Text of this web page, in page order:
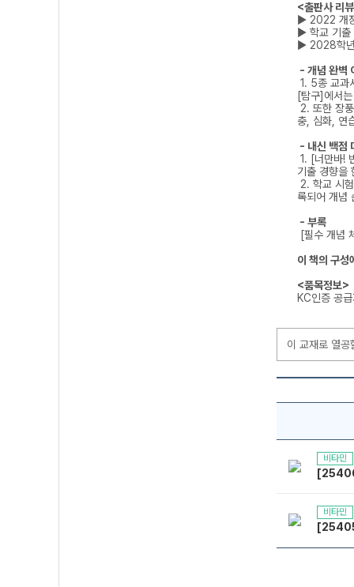
<출판사 리
▶ 2022 개
▶ 학교 기출
▶ 2028학년
- 개념 완벽
1. 5종 교과
[탐구]에서
2. 또한 장
충, 심화, 연
- 내신 백점
1. [너만바!
기출 경향을
2. 학교 시
록되어 개념
- 부록
[필수 개념
이 책의 구성
<품목정보>
KC인증 공
이 교재로 열
비타민
비타민